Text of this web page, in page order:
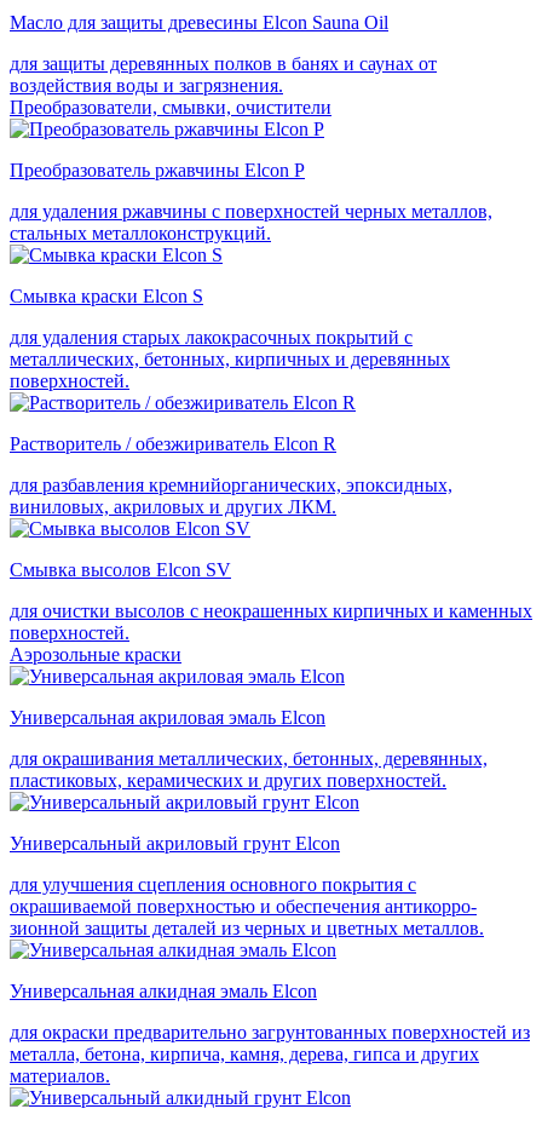
Масло для защиты древесины Elcon Sauna Oil
для защиты деревянных полков в банях и саунах от
воздействия воды и загрязнения.
Преобразователи, смывки, очистители
Преобразователь ржавчины Elcon P
для удаления ржавчины с поверхностей черных металлов,
стальных металлоконструкций.
Смывка краски Elcon S
для удаления старых лакокрасочных покрытий с
металлических, бетонных, кирпичных и деревянных
поверхностей.
Растворитель / обезжириватель Elcon R
для разбавления кремнийорганических, эпоксидных,
виниловых, акриловых и других ЛКМ.
Смывка высолов Elcon SV
для очистки высолов с неокрашенных кирпичных и каменных
поверхностей.
Аэрозольные краски
Универсальная акриловая эмаль Elcon
для окрашивания металлических, бетонных, деревянных,
пластиковых, керамических и других поверхностей.
Универсальный акриловый грунт Elcon
для улучшения сцепления основного покрытия с
окрашиваемой поверхностью и обеспечения антикорро-
зионной защиты деталей из черных и цветных металлов.
Универсальная алкидная эмаль Elcon
для окраски предварительно загрунтованных поверхностей из
металла, бетона, кирпича, камня, дерева, гипса и других
материалов.